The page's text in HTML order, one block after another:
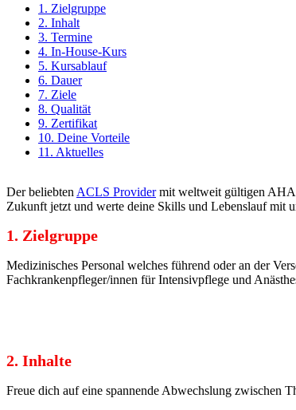
1. Zielgruppe
2. Inhalt
3. Termine
4. In-House-Kurs
5. Kursablauf
6. Dauer
7. Ziele
8. Qualität
9. Zertifikat
10. Deine Vorteile
11. Aktuelles
Der beliebten ACLS Providermit weltweit gültigen AHA
Zukunft jetzt und werte deine Skills und Lebenslauf mit
1. Zielgruppe
Medizinisches Personal welches führend oder an der
Fachkrankenpfleger/innen für Intensivpflege und
2. Inhalte
Freue dich auf eine spannende Abwechslung zwischen